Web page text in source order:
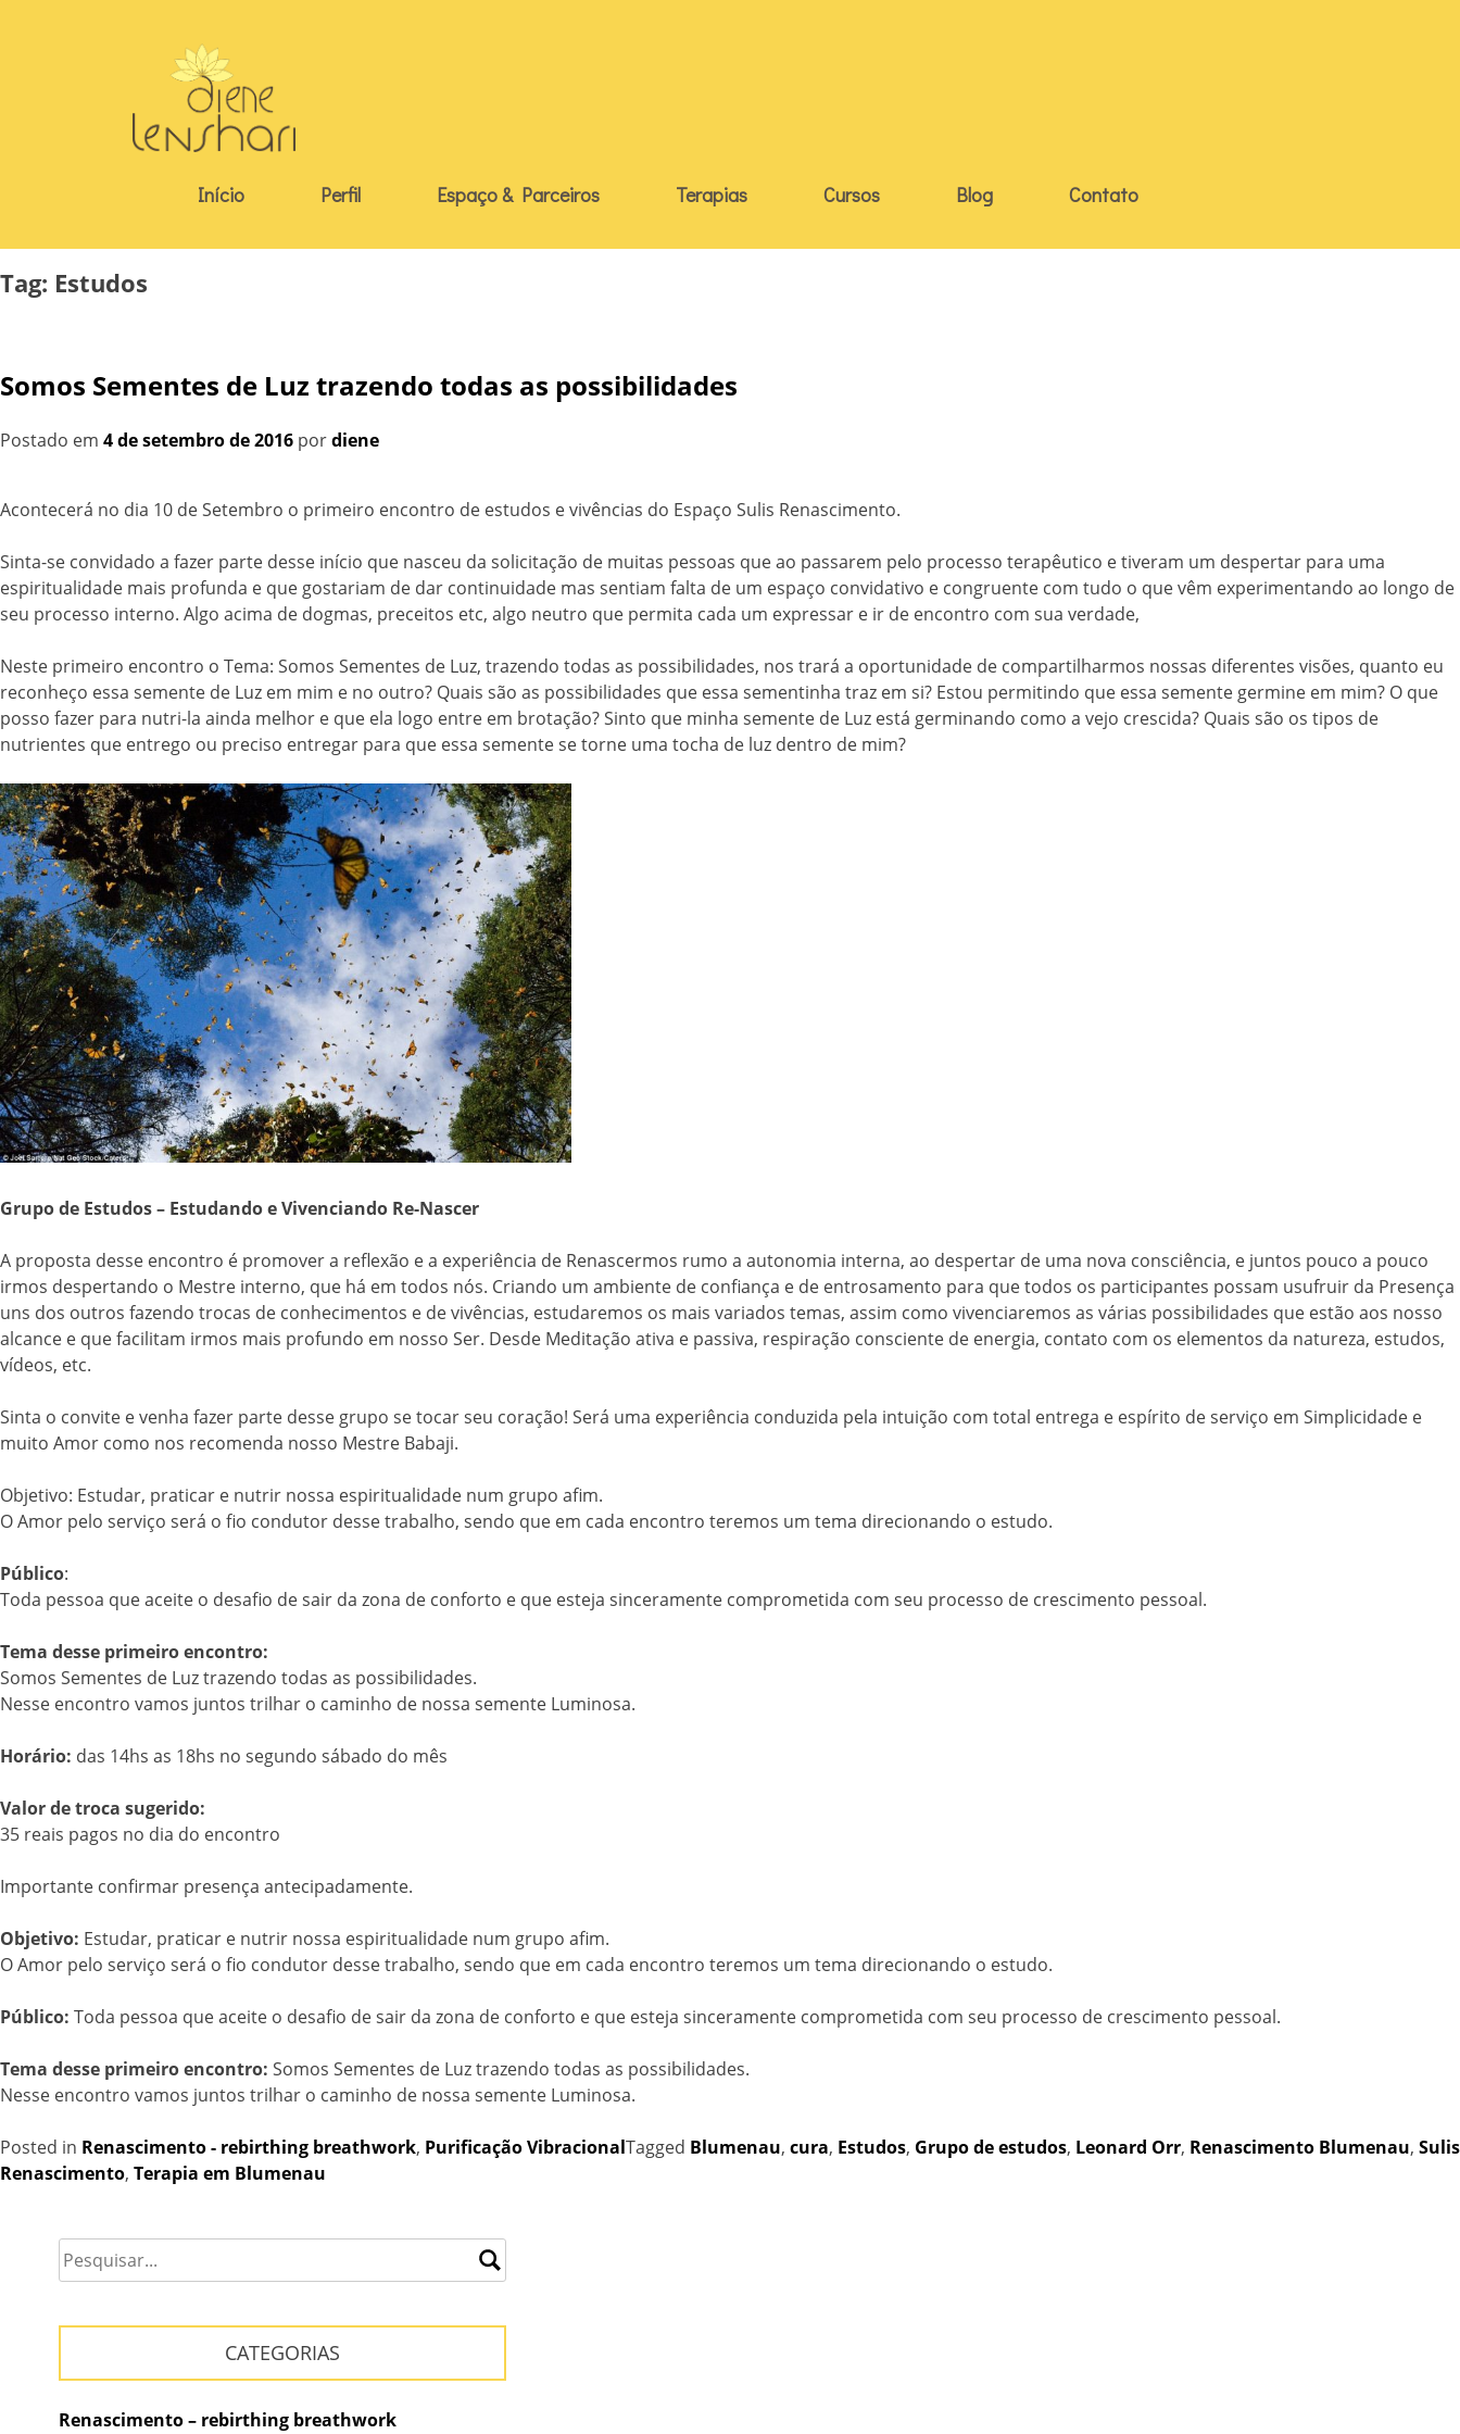
Início Perfil Espaço & Parceiros Terapias Cursos Blog Contato
Tag: Estudos
Somos Sementes de Luz trazendo todas as possibilidades
Postado em 4 de setembro de 2016 pordiene
Acontecerá no dia 10 de Setembro o primeiro encontro de estudos e vivências do Espaço Sulis Renascimento.
Sinta-se convidado a fazer parte desse início que nasceu da solicitação de muitas pessoas que ao passarem pelo processo terapêutico e tiveram um despertar para uma
espiritualidade mais profunda e que gostariam de dar continuidade mas sentiam falta de um espaço convidativo e congruente com tudo o que vêm experimentando ao longo de
seu processo interno. Algo acima de dogmas, preceitos etc, algo neutro que permita cada um expressar e ir de encontro com sua verdade,
Neste primeiro encontro o Tema: Somos Sementes de Luz, trazendo todas as possibilidades, nos trará a oportunidade de compartilharmos nossas diferentes visões, quanto eu
reconheço essa semente de Luz em mim e no outro? Quais são as possibilidades que essa sementinha traz em si? Estou permitindo que essa semente germine em mim? O que
posso fazer para nutri-la ainda melhor e que ela logo entre em brotação? Sinto que minha semente de Luz está germinando como a vejo crescida? Quais são os tipos de
nutrientes que entrego ou preciso entregar para que essa semente se torne uma tocha de luz dentro de mim?
Grupo de Estudos – Estudando e Vivenciando Re-Nascer
A proposta desse encontro é promover a reflexão e a experiência de Renascermos rumo a autonomia interna, ao despertar de uma nova consciência, e juntos pouco a pouco
irmos despertando o Mestre interno, que há em todos nós. Criando um ambiente de confiança e de entrosamento para que todos os participantes possam usufruir da Presença
uns dos outros fazendo trocas de conhecimentos e de vivências, estudaremos os mais variados temas, assim como vivenciaremos as várias possibilidades que estão aos nosso
alcance e que facilitam irmos mais profundo em nosso Ser. Desde Meditação ativa e passiva, respiração consciente de energia, contato com os elementos da natureza, estudos,
vídeos, etc.
Sinta o convite e venha fazer parte desse grupo se tocar seu coração! Será uma experiência conduzida pela intuição com total entrega e espírito de serviço em Simplicidade e
muito Amor como nos recomenda nosso Mestre Babaji.
Objetivo: Estudar, praticar e nutrir nossa espiritualidade num grupo afim.
O Amor pelo serviço será o fio condutor desse trabalho, sendo que em cada encontro teremos um tema direcionando o estudo.
Público:
Toda pessoa que aceite o desafio de sair da zona de conforto e que esteja sinceramente comprometida com seu processo de crescimento pessoal.
Tema desse primeiro encontro:
Somos Sementes de Luz trazendo todas as possibilidades.
Nesse encontro vamos juntos trilhar o caminho de nossa semente Luminosa.
Horário: das 14hs as 18hs no segundo sábado do mês
Valor de troca sugerido:
35 reais pagos no dia do encontro
Importante confirmar presença antecipadamente.
Objetivo: Estudar, praticar e nutrir nossa espiritualidade num grupo afim.
O Amor pelo serviço será o fio condutor desse trabalho, sendo que em cada encontro teremos um tema direcionando o estudo.
Público: Toda pessoa que aceite o desafio de sair da zona de conforto e que esteja sinceramente comprometida com seu processo de crescimento pessoal.
Tema desse primeiro encontro: Somos Sementes de Luz trazendo todas as possibilidades.
Nesse encontro vamos juntos trilhar o caminho de nossa semente Luminosa.
Posted in Renascimento - rebirthing breathwork, Purificação VibracionalTagged Blumenau, cura, Estudos, Grupo de estudos, Leonard Orr, Renascimento Blumenau, Sulis
Renascimento, Terapia em Blumenau
CATEGORIAS
Renascimento – rebirthing breathwork